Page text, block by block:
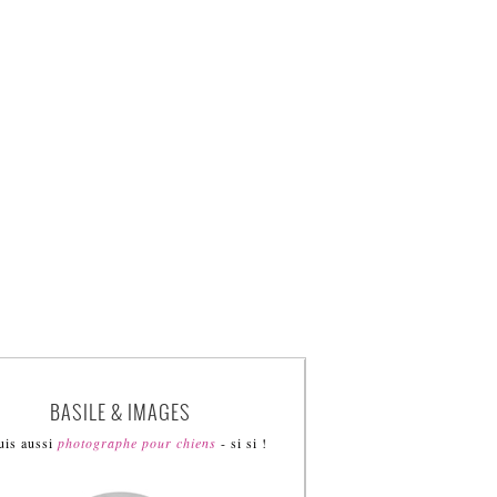
BASILE & IMAGES
aussi photographe pour chiens - si si !